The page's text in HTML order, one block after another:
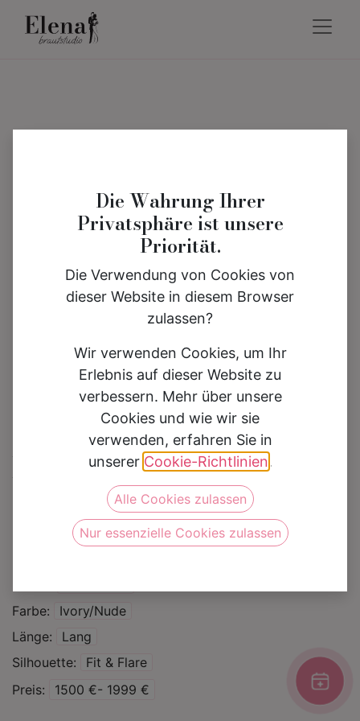
Brautkleid Constance
Auf die Wunschliste
Farbe
Ivory/Nude
Länge
Lang
Silhouette
Fit & Flare
Preis
1500 €- 1999 €
Die Wahrung Ihrer
Privatsphäre ist unsere
Priorität.
Die Verwendung von Cookies von
dieser Website in diesem Browser
zulassen?
Wir verwenden Cookies, um Ihr
Erlebnis auf dieser Website zu
verbessern. Mehr über unsere
Cookies und wie wir sie
verwenden, erfahren Sie in
unserer Cookie-Richtlinien.
Alle Cookies zulassen
Nur essenzielle Cookies zulassen